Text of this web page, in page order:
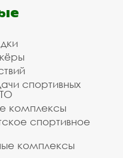
спортивных
комплексы
спортивное
комплексы